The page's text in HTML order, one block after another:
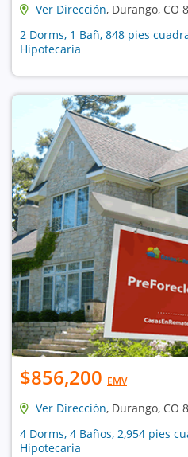
Ver Dirección, Durango, CO
2 Dorms, 1 Bañ, 848 pies
Hipotecaria
$856,200 EMV
Ver Dirección, Durango, CO
4 Dorms, 4 Baños, 2,954 pies
Hipotecaria